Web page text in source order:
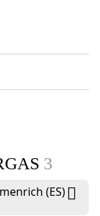
3
(ES)